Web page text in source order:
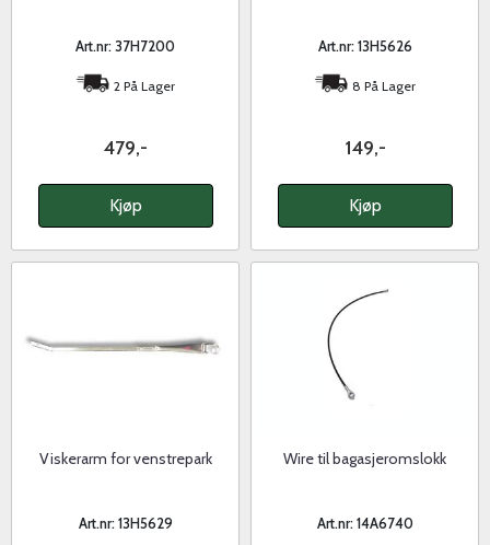
Art.nr: 37H7200
2 På Lager
479,-
Kjøp
Art.nr: 13H5626
8 På Lager
149,-
Kjøp
Viskerarm for venstrepark
Art.nr: 13H5629
Wire til bagasjeromslokk
Art.nr: 14A6740